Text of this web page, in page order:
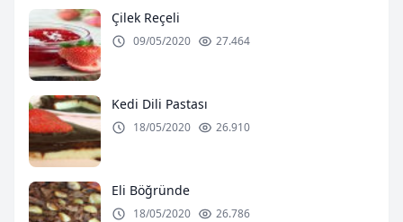
Çilek Reçeli
09/05/2020 27.464
Kedi Dili Pastası
18/05/2020 26.910
Eli Böğründe
18/05/2020 26.786